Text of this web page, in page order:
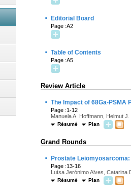
· Editorial Board
Page :A2
· Table of Contents
Page :A5
Review Article
· The Impact of 68Ga-PSMA
Page :1-12
Manuela A. Hoffmann, Helmut
Résumé Plan
Grand Rounds
· Prostate
Page :13-16
Luísa Jerónimo Alves, Catarina
Résumé Plan